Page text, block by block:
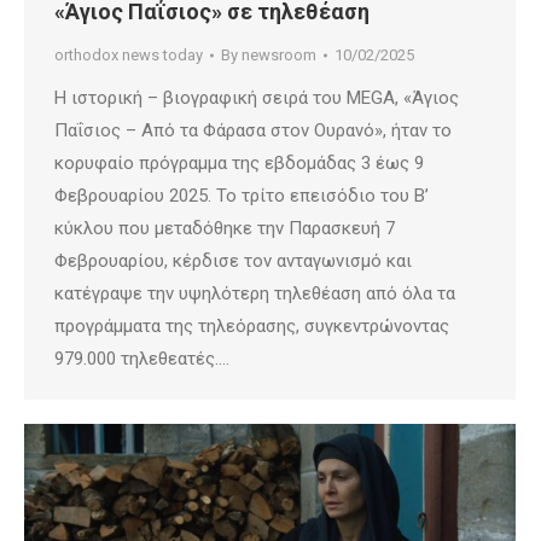
«Άγιος Παΐσιος» σε τηλεθέαση
orthodox news today By newsroom 10/02/2025
H ιστορική – βιογραφική σειρά του MEGA, «Άγιος
Παΐσιος – Από τα Φάρασα στον Ουρανό», ήταν το
κορυφαίο πρόγραμμα της εβδομάδας 3 έως 9
Φεβρουαρίου 2025. Το τρίτο επεισόδιο του Β’
κύκλου που μεταδόθηκε την Παρασκευή 7
Φεβρουαρίου, κέρδισε τον ανταγωνισμό και
κατέγραψε την υψηλότερη τηλεθέαση από όλα τα
προγράμματα της τηλεόρασης, συγκεντρώνοντας
979.000 τηλεθεατές.…